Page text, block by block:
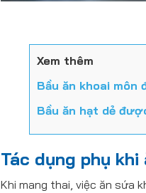
Xem thêm
Bầu ăn khoai
Bầu ăn hạt dẻ
Tác dụng phụ
Khi mang thai, việc ăn sứa